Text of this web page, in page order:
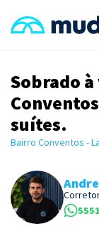
Sobrado
suítes.
Bairro Conventos -